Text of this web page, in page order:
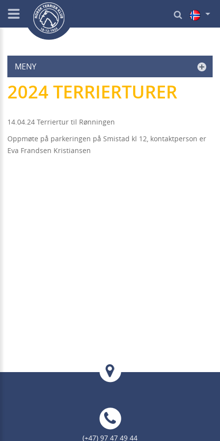
MENY
2024 TERRIERTURER
14.04.24 Terriertur til Rønningen
Oppmøte på parkeringen på Smistad kl 12, kontaktperson er
Eva Frandsen Kristiansen
(+47) 97 47 49 44